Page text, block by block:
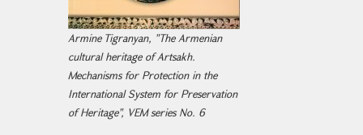
Armine Tigranyan, "The Armenian
cultural heritage of Artsakh.
Mechanisms for Protection in the
International System for Preservation
of Heritage", VEM series No. 6